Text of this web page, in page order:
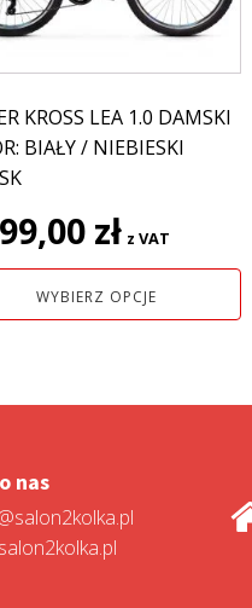
KROSS LEA 1.0 DAMSKI
BIAŁY / NIEBIESKI
zł z VAT
WYBIERZ OPCJE
nas